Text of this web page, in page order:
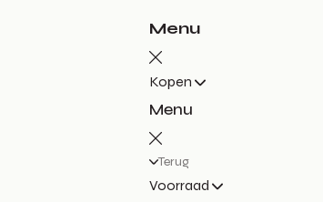
Menu
Kopen
Menu
Terug
Voorraad